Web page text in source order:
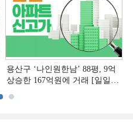
용산구 ‘나인원한남’ 88평, 9억
상승한 167억원에 거래 [일일